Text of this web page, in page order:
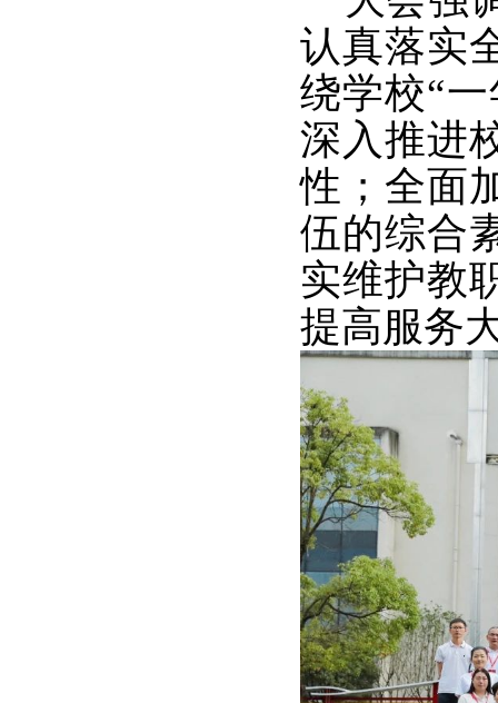
认真落实
绕学校“
深入推进
性；全面
伍的综合
实维护教
提高服务